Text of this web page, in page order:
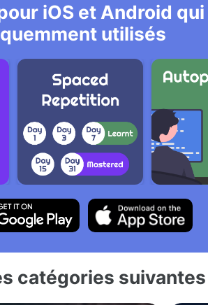
iOS et Android
utilisés
catégories suivantes